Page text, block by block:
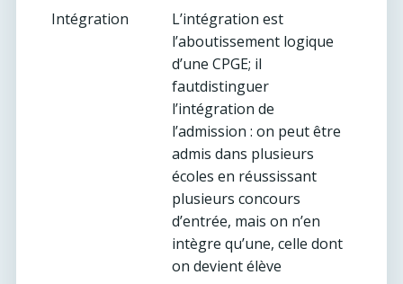
Intégration
L’intégration est
l’aboutissement logique
d’une CPGE; il
fautdistinguer
l’intégration de
l’admission : on peut être
admis dans plusieurs
écoles en réussissant
plusieurs concours
d’entrée, mais on n’en
intègre qu’une, celle dont
on devient élève